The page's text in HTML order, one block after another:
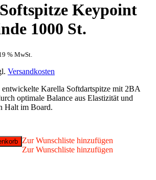
Keypoint
1000 St.
% MwSt.
Versandkosten
Karella Softdartspitze mit 2BA
optimale Balance aus Elastizität und
Halt im Board.
Zur Wunschliste hinzufügen
Zur Wunschliste hinzufügen